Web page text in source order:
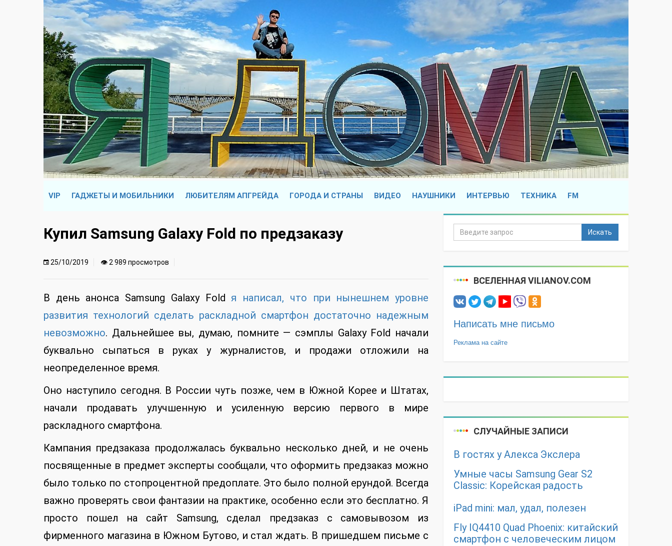
VIP ГАДЖЕТЫ И МОБИЛЬНИКИ ЛЮБИТЕЛЯМ АПГРЕЙДА ГОРОДА И СТРАНЫ ВИДЕО НАУШНИКИ ИНТЕРВЬЮ ТЕХНИКА FM
Купил Samsung Galaxy Fold по предзаказу
25/10/2019 👁 2 989 просмотров
В день анонса Samsung Galaxy Foldя написал, что при нынешнем уровне
развития технологий сделать раскладной смартфон достаточно надежным
невозможно. Дальнейшее вы, думаю, помните — сэмплы Galaxy Fold начали
буквально сыпаться в руках у журналистов, и продажи отложили на
неопределенное время.
Оно наступило сегодня. В России чуть позже, чем в Южной Корее и Штатах,
начали продавать улучшенную и усиленную версию первого в мире
раскладного смартфона.
Кампания предзаказа продолжалась буквально несколько дней, и не очень
посвященные в предмет эксперты сообщали, что оформить предзаказ можно
было только по стопроцентной предоплате. Это было полной ерундой. Всегда
важно проверять свои фантазии на практике, особенно если это бесплатно. Я
просто пошел на сайт Samsung, сделал предзаказ с самовывозом из
фирменного магазина в Южном Бутово, и стал ждать. В пришедшем письме с
Искать
ВСЕЛЕННАЯ VILIANOV.COM
Написать мне письмо
Реклама на сайте
СЛУЧАЙНЫЕ ЗАПИСИ
В гостях у Алекса Экслера
Умные часы Samsung Gear S2
Classic: Корейская радость
iPad mini: мал, удал, полезен
Fly IQ4410 Quad Phoenix: китайский
смартфон с человеческим лицом